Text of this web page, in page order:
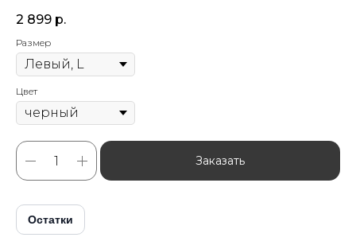
2 899 р.
Размер
Цвет
Заказать
Остатки